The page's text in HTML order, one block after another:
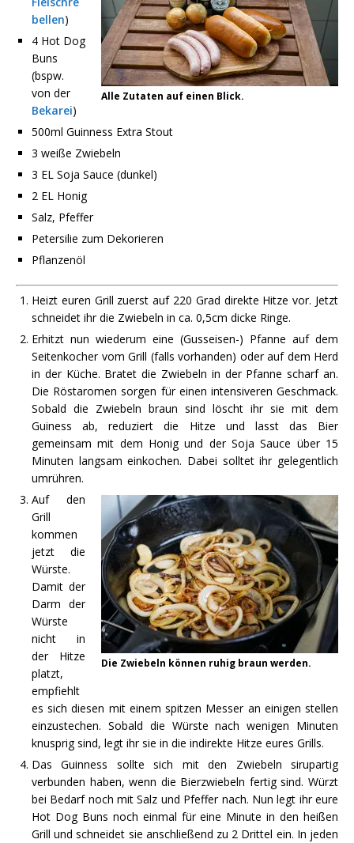
Alle Zutaten auf einen Blick.
bellen)
4 Hot Dog
Buns
(bspw.
von der
Bekarei)
500ml Guinness Extra Stout
3 weiße Zwiebeln
3 EL Soja Sauce (dunkel)
2 EL Honig
Salz, Pfeffer
Petersilie zum Dekorieren
Pflanzenöl
Heizt euren Grill zuerst auf 220 Grad direkte Hitze vor. Jetzt
schneidet ihr die Zwiebeln in ca. 0,5cm dicke Ringe.
Erhitzt nun wiederum eine (Gusseisen-) Pfanne auf dem
Seitenkocher vom Grill (falls vorhanden) oder auf dem Herd
in der Küche. Bratet die Zwiebeln in der Pfanne scharf an.
Die Röstaromen sorgen für einen intensiveren Geschmack.
Sobald die Zwiebeln braun sind löscht ihr sie mit dem
Guiness ab, reduziert die Hitze und lasst das Bier
gemeinsam mit dem Honig und der Soja Sauce über 15
Minuten langsam einkochen. Dabei solltet ihr gelegentlich
umrühren.
Die Zwiebeln können ruhig braun werden.
Auf den
Grill
kommen
jetzt die
Würste.
Damit der
Darm der
Würste
nicht in
der Hitze
platzt,
empfiehlt
es sich diesen mit einem spitzen Messer an einigen stellen
einzustechen. Sobald die Würste nach wenigen Minuten
knusprig sind, legt ihr sie in die indirekte Hitze eures Grills.
Das Guinness sollte sich mit den Zwiebeln sirupartig
verbunden haben, wenn die Bierzwiebeln fertig sind. Würzt
bei Bedarf noch mit Salz und Pfeffer nach. Nun legt ihr eure
Hot Dog Buns noch einmal für eine Minute in den heißen
Grill und schneidet sie anschließend zu 2 Drittel ein. In jeden